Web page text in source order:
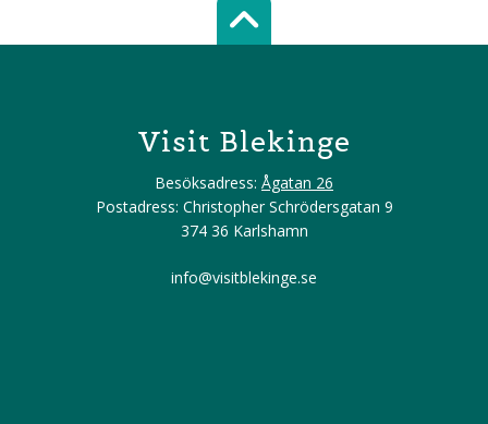
Scroll top of
Visit Blekinge
Besöksadress: Ågatan 26
Postadress: Christopher Schrödersgatan 9
374 36 Karlshamn
info@visitblekinge.se